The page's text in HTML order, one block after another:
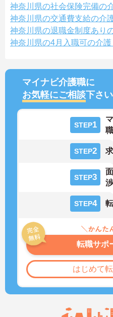
神奈川県の社会保険完備の
神奈川県の交通費支給の介
神奈川県の退職金制度あり
神奈川県の4月入職可の介護
マイナビ介護職に
お気軽にご相談下さい
STEP1
STEP2
STEP3
渉
STEP4
転職サポ
はじめて